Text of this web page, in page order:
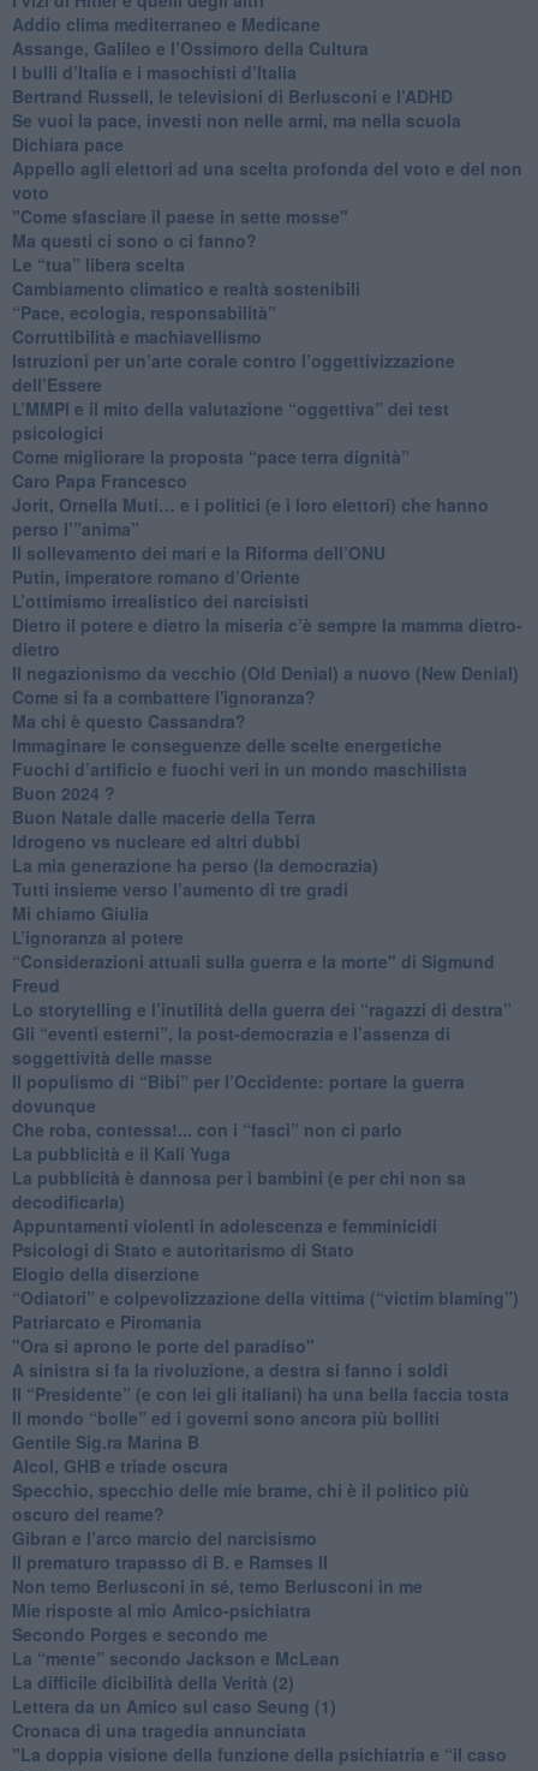
Addio clima mediterraneo e Medicane
​Assange, Galileo e l’Ossimoro della Cultura
​I bulli d’Italia e i masochisti d’Italia
​Bertrand Russell, le televisioni di Berlusconi e l’ADHD
​Se vuoi la pace, investi non nelle armi, ma nella scuola
​Dichiara pace
​Appello agli elettori ad una scelta profonda del voto e del non
voto
"Come sfasciare il paese in sette mosse"
​Ma questi ci sono o ci fanno?
​Le “tua” libera scelta
Cambiamento climatico e realtà sostenibili
“Pace, ecologia, responsabilità”
​Corruttibilità e machiavellismo
Istruzioni per un’arte corale contro l’oggettivizzazione
dell’Essere
​L’MMPI e il mito della valutazione “oggettiva” dei test
psicologici
Come migliorare la proposta “pace terra dignità”
Caro Papa Francesco
​Jorit, Ornella Muti… e i politici (e i loro elettori) che hanno
perso l’”anima”
​Il sollevamento dei mari e la Riforma dell’ONU
Putin, imperatore romano d’Oriente
​L’ottimismo irrealistico dei narcisisti
​Dietro il potere e dietro la miseria c’è sempre la mamma dietro-
dietro
Il negazionismo da vecchio (Old Denial) a nuovo (New Denial)
Come si fa a combattere l'ignoranza?
Ma chi è questo Cassandra?
Immaginare le conseguenze delle scelte energetiche
​Fuochi d’artificio e fuochi veri in un mondo maschilista
Buon 2024 ?
​Buon Natale dalle macerie della Terra
​Idrogeno vs nucleare ed altri dubbi
​La mia generazione ha perso (la democrazia)
​Tutti insieme verso l’aumento di tre gradi
Mi chiamo Giulia
L’ignoranza al potere
​“Considerazioni attuali sulla guerra e la morte" di Sigmund
Freud
​Lo storytelling e l’inutilità della guerra dei “ragazzi di destra”
​Gli “eventi esterni”, la post-democrazia e l’assenza di
soggettività delle masse
​Il populismo di “Bibi” per l’Occidente: portare la guerra
dovunque
​Che roba, contessa!... con i “fasci” non ci parlo
La pubblicità e il Kali Yuga
​La pubblicità è dannosa per i bambini (e per chi non sa
decodificarla)
​Appuntamenti violenti in adolescenza e femminicidi
​Psicologi di Stato e autoritarismo di Stato
Elogio della diserzione
“Odiatori” e colpevolizzazione della vittima (“victim blaming”)
​Patriarcato e Piromania
"Ora si aprono le porte del paradiso"
​A sinistra si fa la rivoluzione, a destra si fanno i soldi
​Il “Presidente” (e con lei gli italiani) ha una bella faccia tosta
​Il mondo “bolle” ed i governi sono ancora più bolliti
​Gentile Sig.ra Marina B
​Alcol, GHB e triade oscura
​Specchio, specchio delle mie brame, chi è il politico più
oscuro del reame?
​Gibran e l’arco marcio del narcisismo
​Il prematuro trapasso di B. e Ramses II
​Non temo Berlusconi in sé, temo Berlusconi in me
​Mie risposte al mio Amico-psichiatra
​Secondo Porges e secondo me
​La “mente” secondo Jackson e McLean
La difficile dicibilità della Verità (2)
​Lettera da un Amico sul caso Seung (1)
​Cronaca di una tragedia annunciata
"​La doppia visione della funzione della psichiatria e “il caso